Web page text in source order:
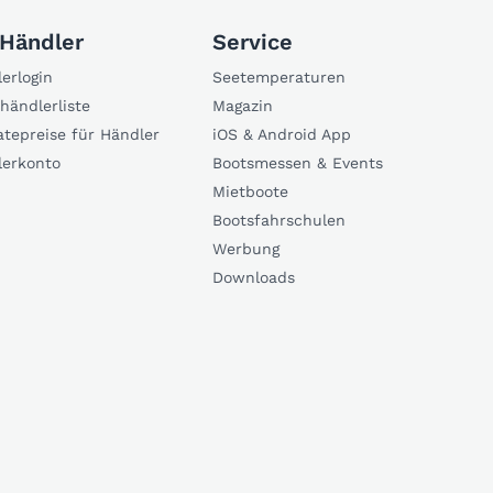
für Händler
Service
Seetemperaturen
Magazin
iOS & Android App
Bootsmessen & Events
Mietboote
Bootsfahrschulen
Werbung
Downloads